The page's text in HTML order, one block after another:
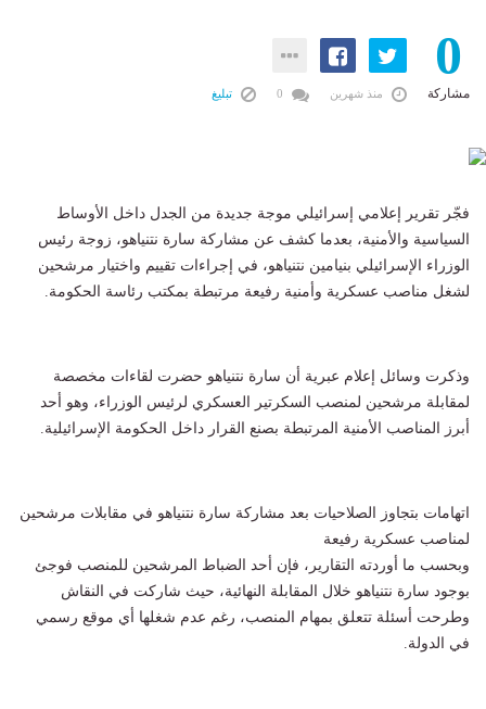
0
مشاركة منذ شهرين تبليغ
فجّر تقرير إعلامي إسرائيلي موجة جديدة من الجدل داخل الأوساط
السياسية والأمنية، بعدما كشف عن مشاركة سارة نتنياهو، زوجة رئيس
الوزراء الإسرائيلي بنيامين نتنياهو، في إجراءات تقييم واختيار مرشحين
لشغل مناصب عسكرية وأمنية رفيعة مرتبطة بمكتب رئاسة الحكومة.
وذكرت وسائل إعلام عبرية أن سارة نتنياهو حضرت لقاءات مخصصة
لمقابلة مرشحين لمنصب السكرتير العسكري لرئيس الوزراء، وهو أحد
أبرز المناصب الأمنية المرتبطة بصنع القرار داخل الحكومة الإسرائيلية.
اتهامات بتجاوز الصلاحيات بعد مشاركة سارة نتنياهو في مقابلات مرشحين
لمناصب عسكرية رفيعة
وبحسب ما أوردته التقارير، فإن أحد الضباط المرشحين للمنصب فوجئ
بوجود سارة نتنياهو خلال المقابلة النهائية، حيث شاركت في النقاش
وطرحت أسئلة تتعلق بمهام المنصب، رغم عدم شغلها أي موقع رسمي
في الدولة.